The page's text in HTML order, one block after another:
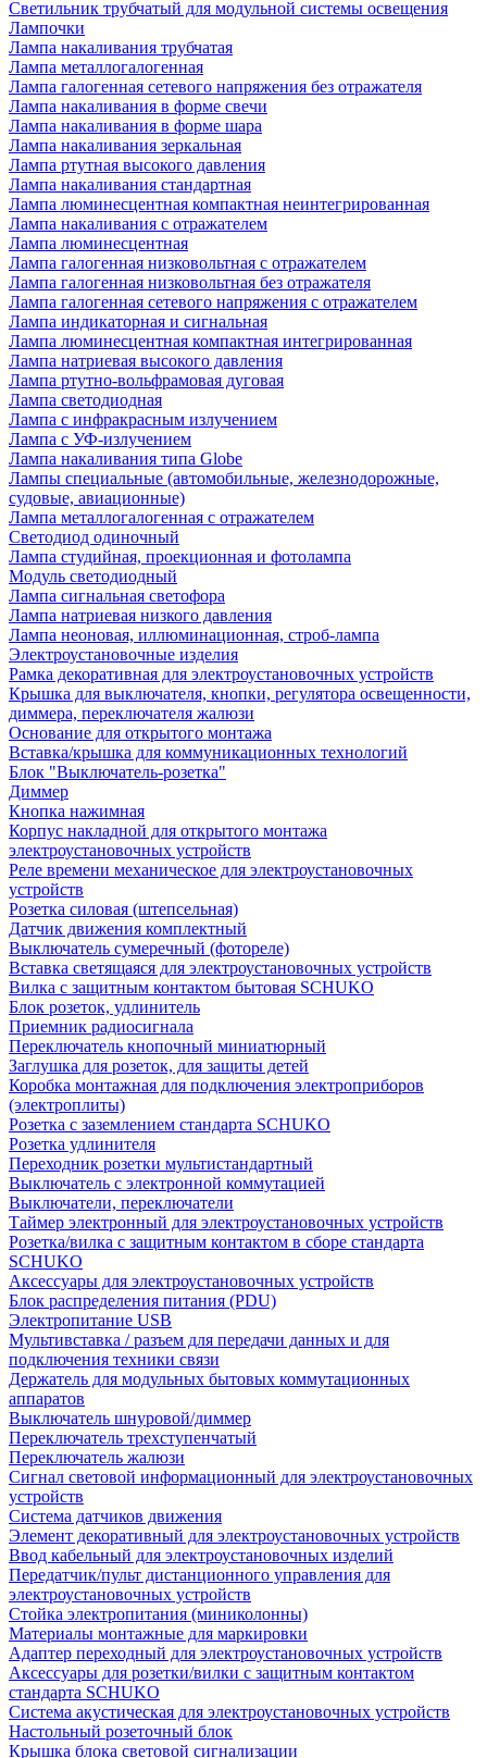
Светильник трубчатый для модульной системы освещения
Лампочки
Лампа накаливания трубчатая
Лампа металлогалогенная
Лампа галогенная сетевого напряжения без отражателя
Лампа накаливания в форме свечи
Лампа накаливания в форме шара
Лампа накаливания зеркальная
Лампа ртутная высокого давления
Лампа накаливания стандартная
Лампа люминесцентная компактная неинтегрированная
Лампа накаливания с отражателем
Лампа люминесцентная
Лампа галогенная низковольтная с отражателем
Лампа галогенная низковольтная без отражателя
Лампа галогенная сетевого напряжения с отражателем
Лампа индикаторная и сигнальная
Лампа люминесцентная компактная интегрированная
Лампа натриевая высокого давления
Лампа ртутно-вольфрамовая дуговая
Лампа светодиодная
Лампа с инфракрасным излучением
Лампа с УФ-излучением
Лампа накаливания типа Globe
Лампы специальные (автомобильные, железнодорожные,
судовые, авиационные)
Лампа металлогалогенная с отражателем
Светодиод одиночный
Лампа студийная, проекционная и фотолампа
Модуль светодиодный
Лампа сигнальная светофора
Лампа натриевая низкого давления
Лампа неоновая, иллюминационная, строб-лампа
Электроустановочные изделия
Рамка декоративная для электроустановочных устройств
Крышка для выключателя, кнопки, регулятора освещенности,
диммера, переключателя жалюзи
Основание для открытого монтажа
Вставка/крышка для коммуникационных технологий
Блок "Выключатель-розетка"
Диммер
Кнопка нажимная
Корпус накладной для открытого монтажа
электроустановочных устройств
Реле времени механическое для электроустановочных
устройств
Розетка силовая (штепсельная)
Датчик движения комплектный
Выключатель сумеречный (фотореле)
Вставка светящаяся для электроустановочных устройств
Вилка с защитным контактом бытовая SCHUKO
Блок розеток, удлинитель
Приемник радиосигнала
Переключатель кнопочный миниатюрный
Заглушка для розеток, для защиты детей
Коробка монтажная для подключения электроприборов
(электроплиты)
Розетка с заземлением стандарта SCHUKO
Розетка удлинителя
Переходник розетки мультистандартный
Выключатель с электронной коммутацией
Выключатели, переключатели
Таймер электронный для электроустановочных устройств
Розетка/вилка с защитным контактом в сборе стандарта
SCHUKO
Аксессуары для электроустановочных устройств
Блок распределения питания (PDU)
Электропитание USB
Мультивставка / разъем для передачи данных и для
подключения техники связи
Держатель для модульных бытовых коммутационных
аппаратов
Выключатель шнуровой/диммер
Переключатель трехступенчатый
Переключатель жалюзи
Сигнал световой информационный для электроустановочных
устройств
Система датчиков движения
Элемент декоративный для электроустановочных устройств
Ввод кабельный для электроустановочных изделий
Передатчик/пульт дистанционного управления для
электроустановочных устройств
Стойка электропитания (миниколонны)
Материалы монтажные для маркировки
Адаптер переходный для электроустановочных устройств
Аксессуары для розетки/вилки с защитным контактом
стандарта SCHUKO
Система акустическая для электроустановочных устройств
Настольный розеточный блок
Крышка блока световой сигнализации